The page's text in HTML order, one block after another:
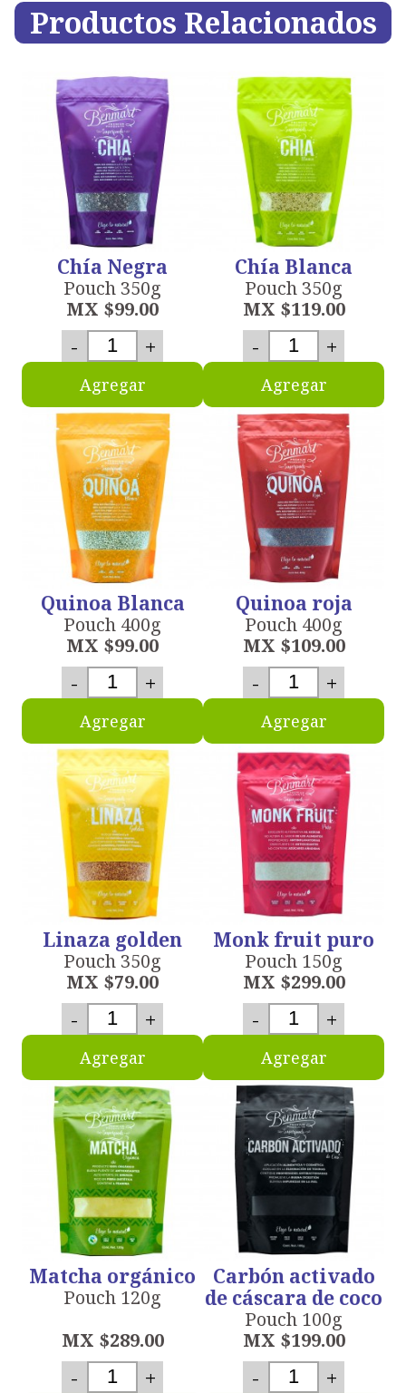
Productos Relacionados
Chía Negra
Pouch 350g
MX $99.00
- +
Agregar
Chía Blanca
Pouch 350g
MX $119.00
- +
Agregar
Quinoa Blanca
Pouch 400g
MX $99.00
- +
Agregar
Quinoa roja
Pouch 400g
MX $109.00
- +
Agregar
Linaza golden
Pouch 350g
MX $79.00
- +
Agregar
Monk fruit puro
Pouch 150g
MX $299.00
- +
Agregar
Matcha orgánico
Pouch 120g
MX $289.00
- +
Carbón activado
de cáscara de coco
Pouch 100g
MX $199.00
- +